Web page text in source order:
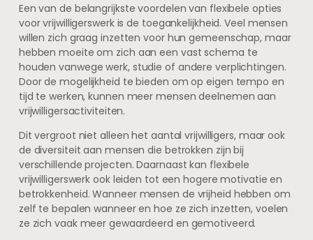
Een van de belangrijkste voordelen van flexibele opties
voor vrijwilligerswerk is de toegankelijkheid. Veel mensen
willen zich graag inzetten voor hun gemeenschap, maar
hebben moeite om zich aan een vast schema te
houden vanwege werk, studie of andere verplichtingen.
Door de mogelijkheid te bieden om op eigen tempo en
tijd te werken, kunnen meer mensen deelnemen aan
vrijwilligersactiviteiten.
Dit vergroot niet alleen het aantal vrijwilligers, maar ook
de diversiteit aan mensen die betrokken zijn bij
verschillende projecten. Daarnaast kan flexibele
vrijwilligerswerk ook leiden tot een hogere motivatie en
betrokkenheid. Wanneer mensen de vrijheid hebben om
zelf te bepalen wanneer en hoe ze zich inzetten, voelen
ze zich vaak meer gewaardeerd en gemotiveerd.